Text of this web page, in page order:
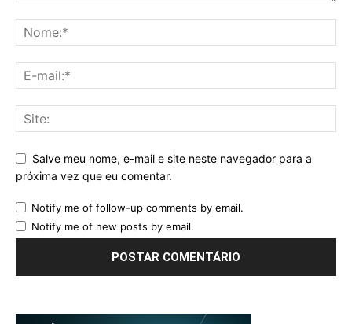
Salve meu nome, e-mail e site neste navegador para a
próxima vez que eu comentar.
Notify me of follow-up comments by email.
Notify me of new posts by email.